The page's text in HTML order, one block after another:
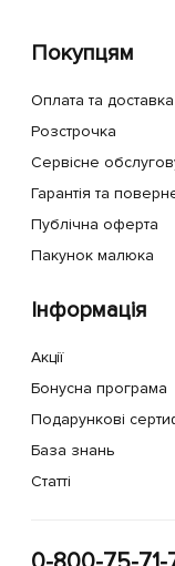
Покупцям
Оплата та доставка
Розстрочка
Сервісне
Гарантія та
Публічна оферта
Пакунок малюка
Інформація
Акції
Бонусна програма
Подарункові
База знань
Статті